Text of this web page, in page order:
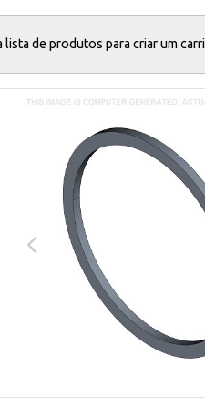
lista de produtos para criar um